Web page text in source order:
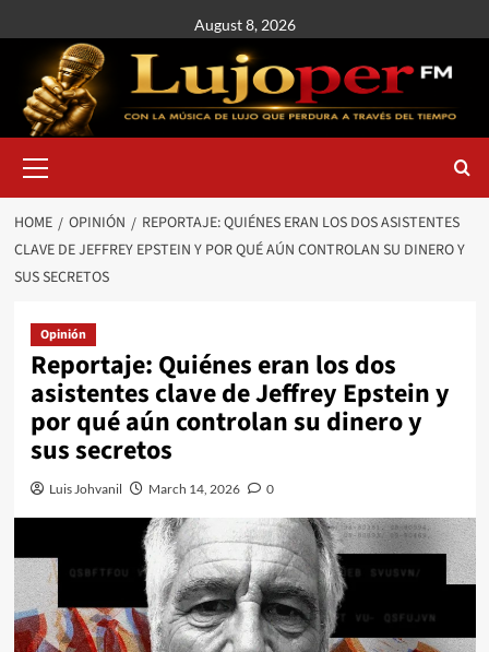
August 8, 2026
HOME OPINIÓN
REPORTAJE: QUIÉNES ERAN LOS DOS ASISTENTES
CLAVE DE JEFFREY EPSTEIN Y POR QUÉ AÚN CONTROLAN SU DINERO Y
SUS SECRETOS
Opinión
Reportaje: Quiénes eran los dos
asistentes clave de Jeffrey Epstein y
por qué aún controlan su dinero y
sus secretos
Luis Johvanil March 14, 2026 0